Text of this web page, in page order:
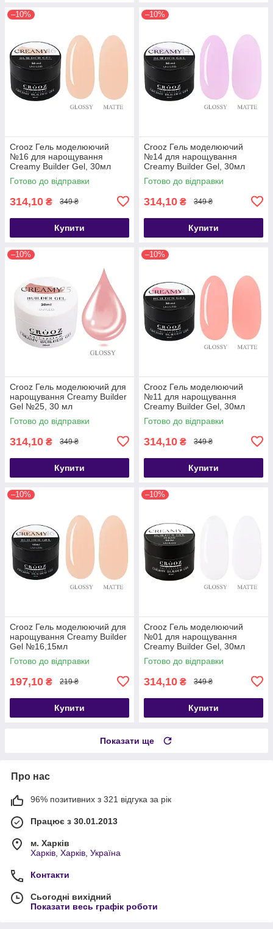
–10%
Crooz Гель моделюючий
№16 для нарощування
Creamy Builder Gel, 30мл
Готово до відправки
314,10 ₴ 349 ₴
Купити
–10%
Crooz Гель моделюючий
№14 для нарощування
Creamy Builder Gel, 30мл
Готово до відправки
314,10 ₴ 349 ₴
Купити
–10%
Crooz Гель моделюючий для
нарощування Creamy Builder
Gel №25, 30 мл
Готово до відправки
314,10 ₴ 349 ₴
Купити
–10%
Crooz Гель моделюючий
№11 для нарощування
Creamy Builder Gel, 30мл
Готово до відправки
314,10 ₴ 349 ₴
Купити
–10%
Crooz Гель моделюючий для
нарощування Creamy Builder
Gel №16,15мл
Готово до відправки
197,10 ₴ 219 ₴
Купити
–10%
Crooz Гель моделюючий
№01 для нарощування
Creamy Builder Gel, 30мл
(прозорий)
Готово до відправки
314,10 ₴ 349 ₴
Купити
Показати ще
Про нас
96% позитивних з 321 відгука за рік
Працює з 30.01.2013
м. Харків
Харків, Харків, Україна
Контакти
Сьогодні вихідний
Показати весь графік роботи